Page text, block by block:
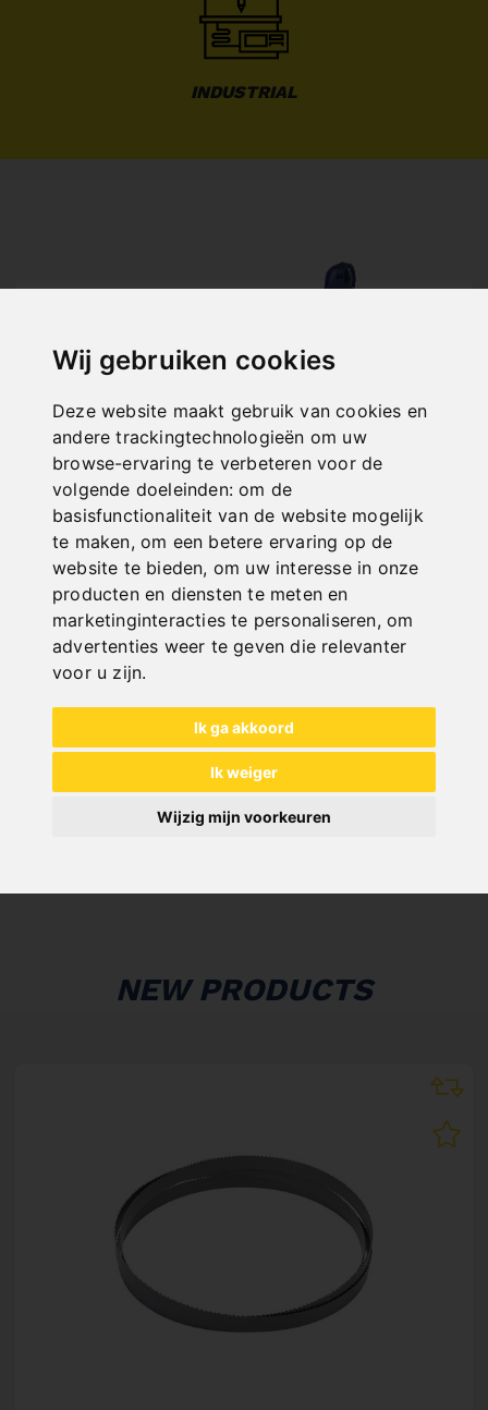
Wij gebruiken cookies
Deze website maakt gebruik van cookies en
andere trackingtechnologieën om uw
browse-ervaring te verbeteren voor de
volgende doeleinden:om de
basisfunctionaliteit van de website mogelijk
te maken,om een betere ervaring op de
website te bieden, om uw interesse in onze
producten en diensten te meten en
marketinginteracties te personaliseren,om
advertenties weer te geven die relevanter
voor u zijn.
Ik ga akkoord
Ik weiger
Wijzig mijn voorkeuren
INDUSTRIAL
+43 732 / 664015
BERNARDO@PWA.AT
SCHNELLE
LIEFERUNG
NEW PRODUCTS